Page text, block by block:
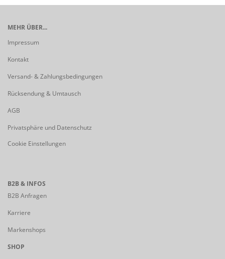
MEHR ÜBER...
Impressum
Kontakt
Versand- & Zahlungsbedingungen
Rücksendung & Umtausch
AGB
Privatsphäre und Datenschutz
Cookie Einstellungen
B2B & INFOS
B2B Anfragen
Karriere
Markenshops
SHOP